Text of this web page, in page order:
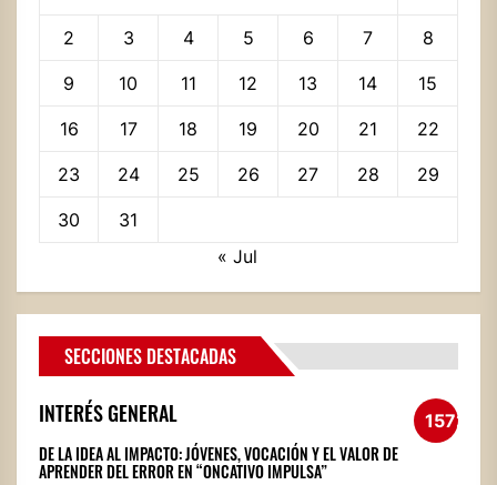
2 3 4 5 6 7 8
9 10 11 12 13 14 15
16 17 18 19 20 21 22
23 24 25 26 27 28 29
30
31
« Jul
SECCIONES DESTACADAS
INTERÉS GENERAL 1572
DE LA IDEA AL IMPACTO: JÓVENES, VOCACIÓN Y EL VALOR DE
APRENDER DEL ERROR EN “ONCATIVO IMPULSA”